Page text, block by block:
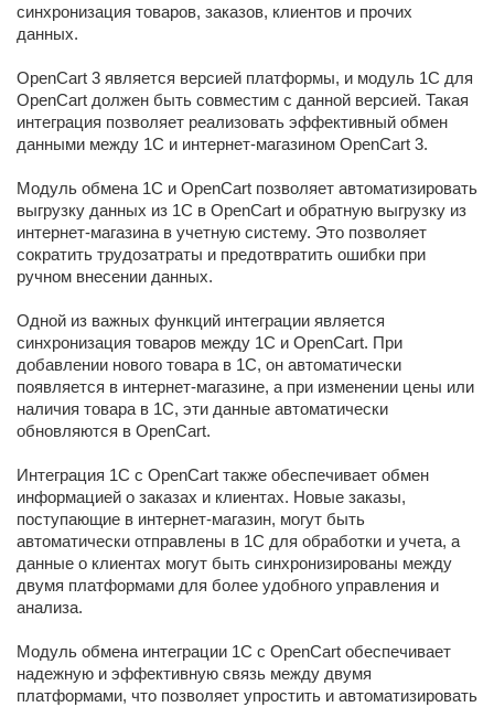
синхронизация товаров, заказов, клиентов и прочих
данных.
OpenCart 3 является версией платформы, и модуль 1С для
OpenCart должен быть совместим с данной версией. Такая
интеграция позволяет реализовать эффективный обмен
данными между 1С и интернет-магазином OpenCart 3.
Модуль обмена 1С и OpenCart позволяет автоматизировать
выгрузку данных из 1С в OpenCart и обратную выгрузку из
интернет-магазина в учетную систему. Это позволяет
сократить трудозатраты и предотвратить ошибки при
ручном внесении данных.
Одной из важных функций интеграции является
синхронизация товаров между 1С и OpenCart. При
добавлении нового товара в 1С, он автоматически
появляется в интернет-магазине, а при изменении цены или
наличия товара в 1С, эти данные автоматически
обновляются в OpenCart.
Интеграция 1С с OpenCart также обеспечивает обмен
информацией о заказах и клиентах. Новые заказы,
поступающие в интернет-магазин, могут быть
автоматически отправлены в 1С для обработки и учета, а
данные о клиентах могут быть синхронизированы между
двумя платформами для более удобного управления и
анализа.
Модуль обмена интеграции 1С с OpenCart обеспечивает
надежную и эффективную связь между двумя
платформами, что позволяет упростить и автоматизировать